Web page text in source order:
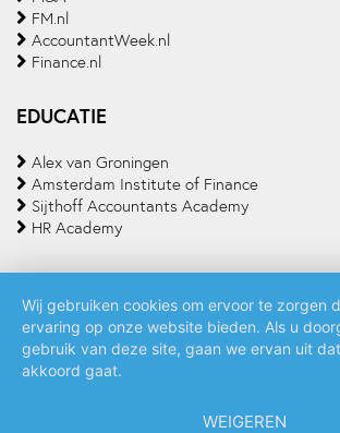
FM.nl
AccountantWeek.nl
Finance.nl
EDUCATIE
Alex van Groningen
Amsterdam Institute of Finance
Sijthoff Accountants Academy
HR Academy
Algemene voorwaarden Privacy policy Cookie
Wij gebruiken cookies om ervoor te zorgen
ervaring op onze website bieden. Als u
gebruik van deze site, gaan we ervan uit
akkoord gaat.
WEIGEREN